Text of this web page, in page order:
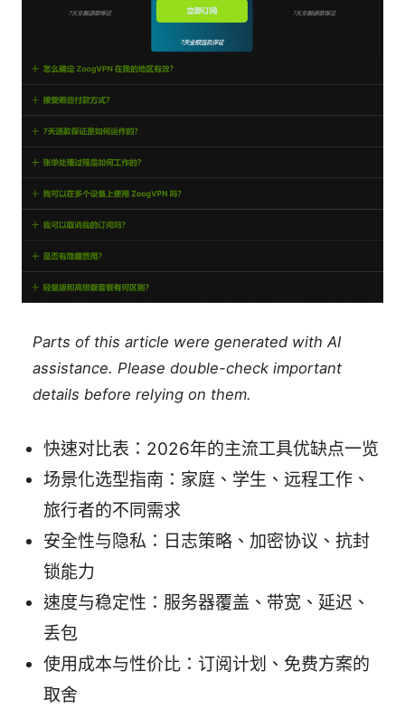
Parts of this article were generated with AI
assistance. Please double-check important
details before relying on them.
快速对比表：2026年的主流工具优缺点一览
场景化选型指南：家庭、学生、远程工作、
旅行者的不同需求
安全性与隐私：日志策略、加密协议、抗封
锁能力
速度与稳定性：服务器覆盖、带宽、延迟、
丢包
使用成本与性价比：订阅计划、免费方案的
取舍